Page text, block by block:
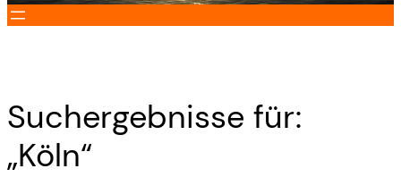
Suchergebnisse für:
„Köln“